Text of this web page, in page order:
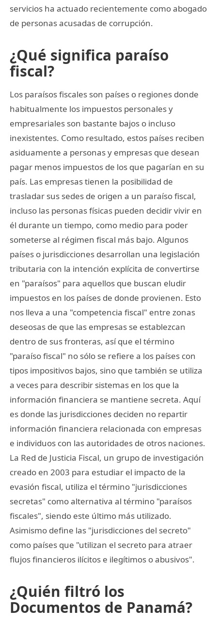
servicios ha actuado recientemente como abogado
de personas acusadas de corrupción.
¿Qué significa paraíso
fiscal?
Los paraísos fiscales son países o regiones donde
habitualmente los impuestos personales y
empresariales son bastante bajos o incluso
inexistentes. Como resultado, estos países reciben
asiduamente a personas y empresas que desean
pagar menos impuestos de los que pagarían en su
país. Las empresas tienen la posibilidad de
trasladar sus sedes de origen a un paraíso fiscal,
incluso las personas físicas pueden decidir vivir en
él durante un tiempo, como medio para poder
someterse al régimen fiscal más bajo. Algunos
países o jurisdicciones desarrollan una legislación
tributaria con la intención explícita de convertirse
en "paraísos" para aquellos que buscan eludir
impuestos en los países de donde provienen. Esto
nos lleva a una "competencia fiscal" entre zonas
deseosas de que las empresas se establezcan
dentro de sus fronteras, así que el término
"paraíso fiscal" no sólo se refiere a los países con
tipos impositivos bajos, sino que también se utiliza
a veces para describir sistemas en los que la
información financiera se mantiene secreta. Aquí
es donde las jurisdicciones deciden no repartir
información financiera relacionada con empresas
e individuos con las autoridades de otros naciones.
La Red de Justicia Fiscal, un grupo de investigación
creado en 2003 para estudiar el impacto de la
evasión fiscal, utiliza el término "jurisdicciones
secretas" como alternativa al término "paraísos
fiscales", siendo este último más utilizado.
Asimismo define las "jurisdicciones del secreto"
como países que "utilizan el secreto para atraer
flujos financieros ilícitos e ilegítimos o abusivos".
¿Quién filtró los
Documentos de Panamá?